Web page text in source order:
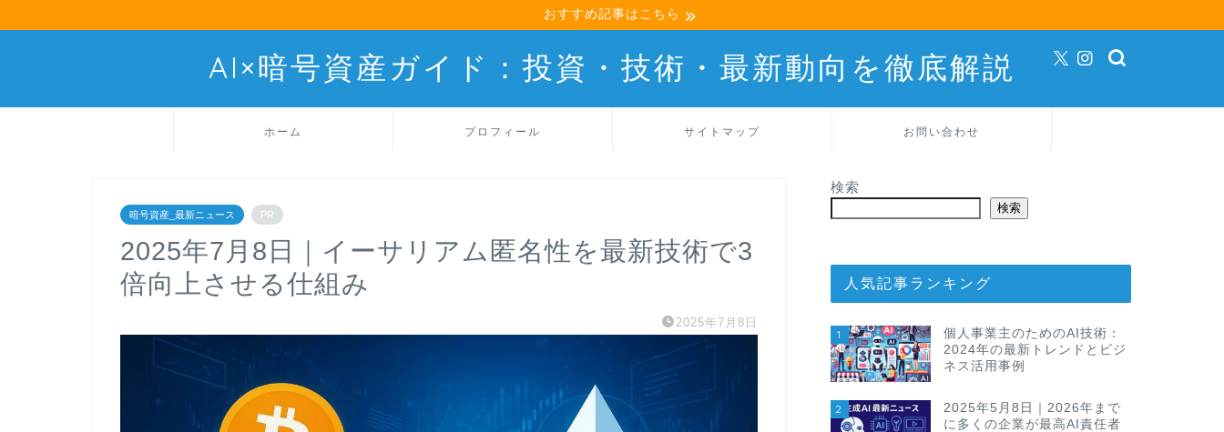
おすすめ記事はこちら
AI×暗号資産ガイド：投資・技術・最新動向を徹底解説
ホーム プロフィール サイトマップ お問い合わせ
暗号資産_最新ニュース PR
2025年7月8日｜イーサリアム匿名性を最新技術で3
倍向上させる仕組み
2025年7月8日
検索
検索
人気記事ランキング
1
個人事業主のためのAI技術：
2024年の最新トレンドとビジ
ネス活用事例
2
2025年5月8日｜2026年まで
に多くの企業が最高AI責任者